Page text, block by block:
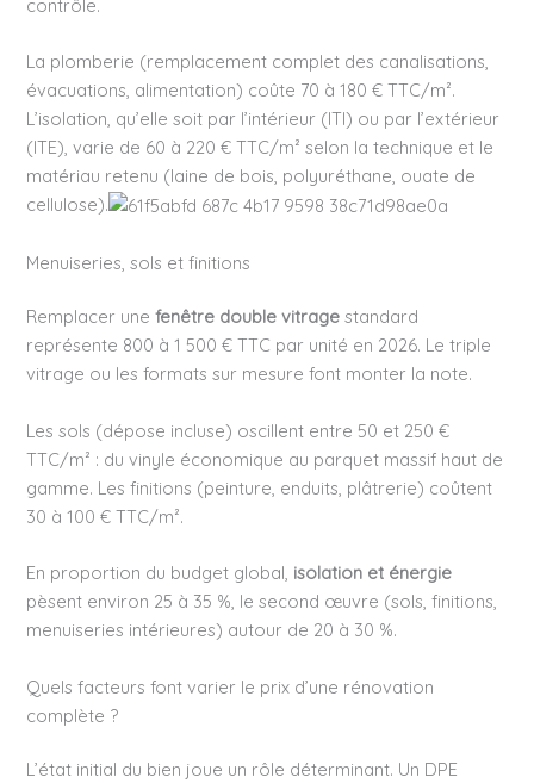
contrôle.
La plomberie (remplacement complet des canalisations,
évacuations, alimentation) coûte 70 à 180 € TTC/m².
L’isolation, qu’elle soit par l’intérieur (ITI) ou par l’extérieur
(ITE), varie de 60 à 220 € TTC/m² selon la technique et le
matériau retenu (laine de bois, polyuréthane, ouate de
cellulose).
Menuiseries, sols et finitions
Remplacer unefenêtre double vitrage standard
représente 800 à 1 500 € TTC par unité en 2026. Le triple
vitrage ou les formats sur mesure font monter la note.
Les sols (dépose incluse) oscillent entre 50 et 250 €
TTC/m² : du vinyle économique au parquet massif haut de
gamme. Les finitions (peinture, enduits, plâtrerie) coûtent
30 à 100 € TTC/m².
En proportion du budget global, isolation et énergie
pèsent environ 25 à 35 %, le second œuvre (sols, finitions,
menuiseries intérieures) autour de 20 à 30 %.
Quels facteurs font varier le prix d’une rénovation
complète ?
L’état initial du bien joue un rôle déterminant. Un DPE